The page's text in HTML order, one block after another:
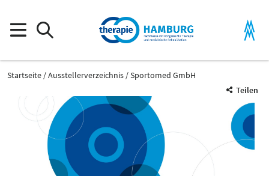
Startseite Ausstellerverzeichnis
Sportomed GmbH
Teilen